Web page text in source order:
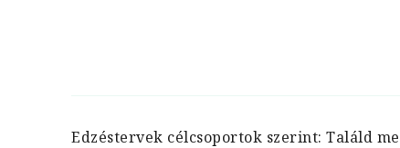
Edzéstervek célcsoportok szerint: Találd